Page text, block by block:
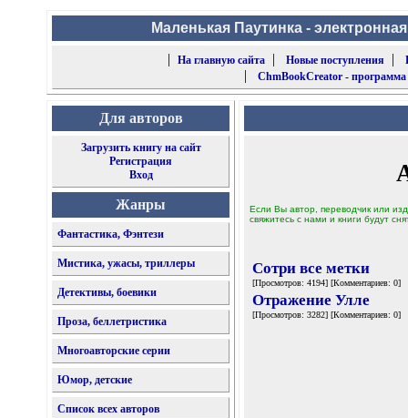
Маленькая Паутинка -
|
На главную сайта| Новые поступления |
| ChmBookCreator -
Для авторов
Загрузить книгу на сайт
Регистрация
Вход
Жанры
Фантастика, Фэнтези
Мистика, ужасы, триллеры
Детективы, боевики
Проза, беллетристика
Многоавторские серии
Юмор, детские
Список всех авторов
Если Вы автор, переводчик или
свяжитесь с нами и книги будут
Сотри все метки
[Просмотров: 4194] [Комментариев: 0]
Отражение Улле
[Просмотров: 3282] [Комментариев: 0]